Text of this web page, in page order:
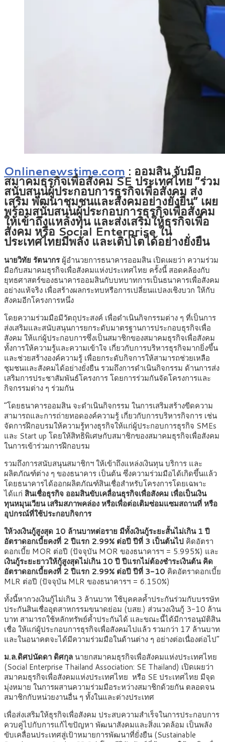
Onlinenewstime.com : ออมสิน จับมือ
สมาคมธุรกิจเพื่อสังคม SE ประเทศไทย “ร่วม
สนับสนุนผู้ประกอบการธุรกิจเพื่อสังคม ส่ง
เสริม พัฒนาชุมชนและสังคมอย่างยั่งยืน” เผย
พร้อมสนับสนุนผู้ประกอบการธุรกิจเพื่อสังคม
ให้เข้าถึงแหล่งทุน และส่งเสริมให้ธุรกิจเพื่อ
สังคม หรือ Social Enterprise ใน
ประเทศไทยมีพลัง และเติบโตได้อย่างยั่งยืน
นายวิทัย รัตนากรผู้อำนวยการธนาคารออมสิน เปิดเผยว่า ความร่วม
มือกับสมาคมธุรกิจเพื่อสังคมแห่งประเทศไทย ครั้งนี้ สอดคล้องกับ
ยุทธศาสตร์ของธนาคารออมสินกับบทบาทการเป็นธนาคารเพื่อสังคม
อย่างแท้จริง เพื่อสร้างผลกระทบหรือการเปลี่ยนแปลงเชิงบวก ให้กับ
สังคมอีกโครงการหนึ่ง
โดยความร่วมมือมีวัตถุประสงค์ เพื่อดำเนินกิจกรรมต่าง ๆ ที่เป็นการ
ส่งเสริมและสนับสนุนการยกระดับมาตรฐานการประกอบธุรกิจเพื่อ
สังคม ให้แก่ผู้ประกอบการซึ่งเป็นสมาชิกของสมาคมธุรกิจเพื่อสังคม
ทั้งการให้ความรู้และความเข้าใจ เกี่ยวกับการบริหารธุรกิจมากยิ่งขึ้น
และช่วยสร้างองค์ความรู้ เพื่อยกระดับกิจการให้สามารถช่วยเหลือ
ชุมชนและสังคมได้อย่างยั่งยืน รวมถึงการดำเนินกิจกรรม ด้านการส่ง
เสริมการประชาสัมพันธ์โครงการ โดยการร่วมกันจัดโครงการและ
กิจกรรมต่าง ๆ ร่วมกัน
“โดยธนาคารออมสิน จะดำเนินกิจกรรม ในการเสริมสร้างขีดความ
สามารถและการถ่ายทอดองค์ความรู้ เกี่ยวกับการบริหารกิจการ เช่น
จัดการฝึกอบรมให้ความรู้ทางธุรกิจให้แก่ผู้ประกอบการธุรกิจ SMEs
และ Start up โดยให้สิทธิพิเศษกับสมาชิกของสมาคมธุรกิจเพื่อสังคม
ในการเข้าร่วมการฝึกอบรม
รวมถึงการสนับสนุนสมาชิกฯ ให้เข้าถึงแหล่งเงินทุน บริการ และ
ผลิตภัณฑ์ต่าง ๆ ของธนาคาร เป็นต้น ซึ่งความร่วมมือได้เกิดขึ้นแล้ว
โดยธนาคารได้ออกผลิตภัณฑ์สินเชื่อสำหรับโครงการโดยเฉพาะ
ได้แก่ สินเชื่อธุรกิจ ออมสินขับเคลื่อนธุรกิจเพื่อสังคม เพื่อเป็นเงิน
ทุนหมุนเวียน เสริมสภาพคล่อง หรือเพื่อต่อเติมซ่อมแซมสถานที่ หรือ
อุปกรณ์ที่ใช้ประกอบกิจการ
ให้วงเงินกู้สูงสุด 10 ล้านบาทต่อราย มีทั้งเงินกู้ระยะสั้นไม่เกิน 1 ปี
อัตราดอกเบี้ยคงที่ 2 ปีแรก 2.99% ต่อปี ปีที่ 3 เป็นต้นไป คิดอัตรา
ดอกเบี้ย MOR ต่อปี (ปัจจุบัน MOR ของธนาคารฯ = 5.995%) และ
เงินกู้ระยะยาวให้กู้สูงสุดไม่เกิน 10 ปี ปีแรกไม่ต้องชำระเงินต้น คิด
อัตราดอกเบี้ยคงที่ 2 ปีแรก 2.99% ต่อปี ปีที่ 3-10 คิดอัตราดอกเบี้ย
MLR ต่อปี (ปัจจุบัน MLR ของธนาคารฯ = 6.150%)
ทั้งนี้หากวงเงินกู้ไม่เกิน 3 ล้านบาท ใช้บุคคลค้ำประกันร่วมกับบรรษัท
ประกันสินเชื่ออุตสาหกรรมขนาดย่อม (บสย.) ส่วนวงเงินกู้ 3-10 ล้าน
บาท สามารถใช้หลักทรัพย์ค้ำประกันได้ และขณะนี้ได้มีการอนุมัติสิน
เชื่อ ให้แก่ผู้ประกอบการธุรกิจเพื่อสังคมไปแล้ว รวมกว่า 17 ล้านบาท
และในอนาคตจะได้มีความร่วมมือในด้านต่าง ๆ อย่างต่อเนื่องต่อไป”
ม.ล.ดิศปนัดดา ดิศกุลนายกสมาคมธุรกิจเพื่อสังคมแห่งประเทศไทย
(Social Enterprise Thailand Association: SE Thailand) เปิดเผยว่า
สมาคมธุรกิจเพื่อสังคมแห่งประเทศไทย หรือ SE ประเทศไทย มีจุด
มุ่งหมาย ในการผสานความร่วมมือระหว่างสมาชิกด้วยกัน ตลอดจน
สมาชิกกับหน่วยงานอื่น ๆ ทั้งในและต่างประเทศ
เพื่อส่งเสริมให้ธุรกิจเพื่อสังคม ประสบความสำเร็จในการประกอบการ
ควบคู่ไปกับการแก้ไขปัญหา พัฒนาสังคมและสิ่งแวดล้อม เป็นพลัง
ขับเคลื่อนประเทศสู่เป้าหมายการพัฒนาที่ยั่งยืน (Sustainable